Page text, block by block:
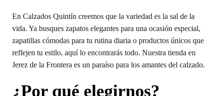
En Calzados Quintín creemos que la variedad es la sal de la
vida. Ya busques zapatos elegantes para una ocasión especial,
zapatillas cómodas para tu rutina diaria o productos únicos que
reflejen tu estilo, aquí lo encontrarás todo. Nuestra tienda en
Jerez de la Frontera es un paraíso para los amantes del calzado.
¿Por qué elegirnos?